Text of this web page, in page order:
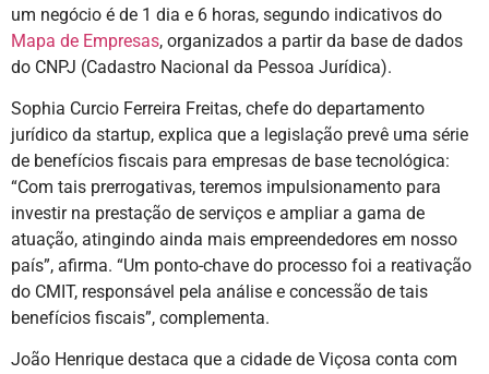
um negócio é de 1 dia e 6 horas, segundo indicativos do
Mapa de Empresas, organizados a partir da base de dados
do CNPJ (Cadastro Nacional da Pessoa Jurídica).
Sophia Curcio Ferreira Freitas, chefe do departamento
jurídico da startup, explica que a legislação prevê uma série
de benefícios fiscais para empresas de base tecnológica:
“Com tais prerrogativas, teremos impulsionamento para
investir na prestação de serviços e ampliar a gama de
atuação, atingindo ainda mais empreendedores em nosso
país”, afirma. “Um ponto-chave do processo foi a reativação
do CMIT, responsável pela análise e concessão de tais
benefícios fiscais”, complementa.
João Henrique destaca que a cidade de Viçosa conta com